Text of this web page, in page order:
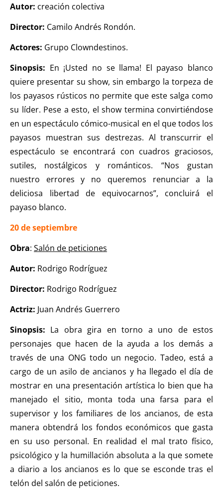
Autor: creación colectiva
Director: Camilo Andrés Rondón.
Actores: Grupo Clowndestinos.
Sinopsis: En ¡Usted no se llama! El payaso blanco
quiere presentar su show, sin embargo la torpeza de
los payasos rústicos no permite que este salga como
su líder. Pese a esto, el show termina convirtiéndose
en un espectáculo cómico-musical en el que todos los
payasos muestran sus destrezas. Al transcurrir el
espectáculo se encontrará con cuadros graciosos,
sutiles, nostálgicos y románticos. “Nos gustan
nuestro errores y no queremos renunciar a la
deliciosa libertad de equivocarnos”, concluirá el
payaso blanco.
20 de septiembre
Obra: Salón de peticiones
Autor: Rodrigo Rodríguez
Director: Rodrigo Rodríguez
Actriz: Juan Andrés Guerrero
Sinopsis: La obra gira en torno a uno de estos
personajes que hacen de la ayuda a los demás a
través de una ONG todo un negocio. Tadeo, está a
cargo de un asilo de ancianos y ha llegado el día de
mostrar en una presentación artística lo bien que ha
manejado el sitio, monta toda una farsa para el
supervisor y los familiares de los ancianos, de esta
manera obtendrá los fondos económicos que gasta
en su uso personal. En realidad el mal trato físico,
psicológico y la humillación absoluta a la que somete
a diario a los ancianos es lo que se esconde tras el
telón del salón de peticiones.